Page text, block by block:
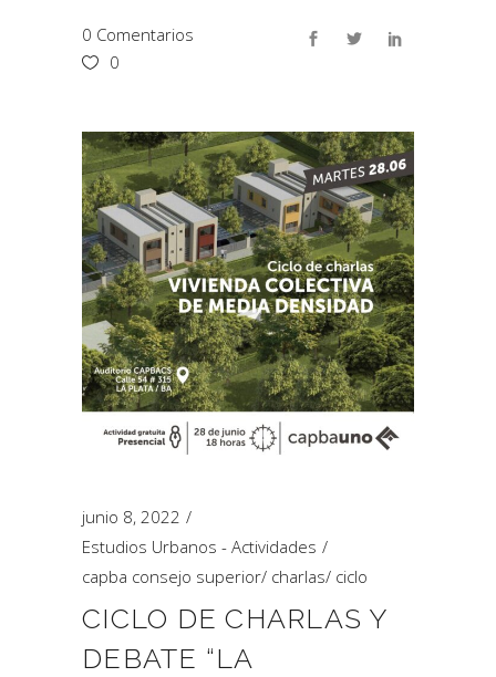
0 Comentarios
0
junio 8, 2022
Estudios Urbanos - Actividades
capba consejo superior/ charlas/ ciclo
CICLO DE CHARLAS Y
DEBATE “LA